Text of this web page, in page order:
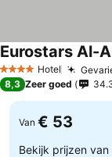
4 SterrenHotel
Eurostars Al-
8,3 Zeer goed
Van € 53
Bekijk prijzen van